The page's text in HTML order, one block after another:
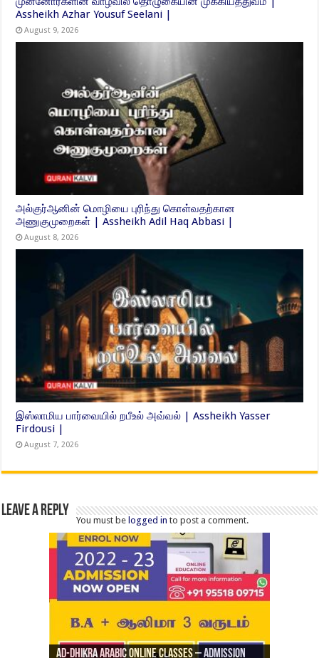
Assheikh Azhar Yousuf Seelani |
August 9, 2026
அல்குர்ஆனின் மொழியை புரிந்து கொள்வதற்கான
அணுகுமுறைகள் | Assheikh Adil Haq Abbasi |
August 8, 2026
இஸ்லாமிய பார்வையில் றபீஉல் அவ்வல் | Assheikh Yasser
Firdousi |
August 7, 2026
Leave a Reply
You must be logged in to post a comment.
Ad-Dhikra Arabic Online Classes – Admission
ரியாத் ஜும்ஆ தமிழாக்கம், Jamia Al Hajiri